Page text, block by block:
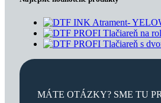
MÁTE OTÁZKY? SME TU